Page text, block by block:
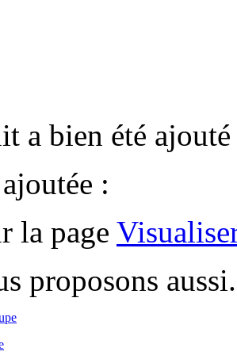
a bien été
:
la page
proposons